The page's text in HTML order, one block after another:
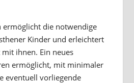
ermöglicht die notwendige
Kinder und erleichtert
ihnen. Ein neues
ermöglicht, mit minimaler
eventuell vorliegende